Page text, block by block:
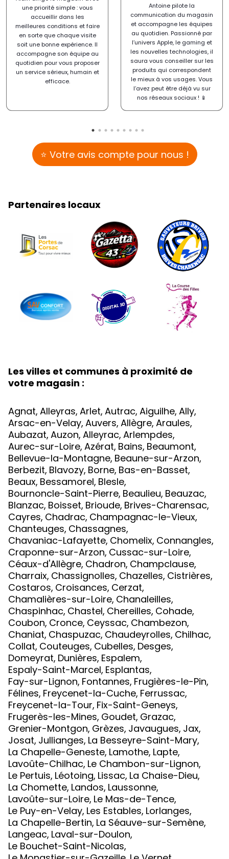
une priorité simple : vous
accueillir dans les
meilleures conditions et faire
en sorte que chaque visite
soit une bonne expérience. Il
accompagne son équipe au
quotidien pour vous proposer
un service sérieux, humain et
efficace.
Antoine pilote la
communication du magasin
et accompagne les équipes
au quotidien. Passionné par
l’univers Apple, le gaming et
les nouvelles technologies, il
saura vous conseiller sur les
produits qui correspondent
le mieux à vos usages. Vous
l’avez peut être déjà vu sur
nos réseaux sociaux ! 📱
⭐ Votre avis compte pour nous !
Partenaires locaux
Les villes et communes à proximité de
votre magasin :
Agnat, Alleyras, Arlet, Autrac, Aiguilhe, Ally,
Arsac-en-Velay, Auvers, Allègre, Araules,
Aubazat, Auzon, Alleyrac, Arlempdes,
Aurec-sur-Loire, Azérat, Bains, Beaumont,
Bellevue-la-Montagne, Beaune-sur-Arzon,
Berbezit, Blavozy, Borne, Bas-en-Basset,
Beaux, Bessamorel, Blesle,
Bournoncle-Saint-Pierre, Beaulieu, Beauzac,
Blanzac, Boisset, Brioude, Brives-Charensac,
Cayres, Chadrac, Champagnac-le-Vieux,
Chanteuges, Chassagnes,
Chavaniac-Lafayette, Chomelix, Connangles,
Craponne-sur-Arzon, Cussac-sur-Loire,
Céaux-d'Allègre, Chadron, Champclause,
Charraix, Chassignolles, Chazelles, Cistrières,
Costaros, Croisances, Cerzat,
Chamalières-sur-Loire, Chanaleilles,
Chaspinhac, Chastel, Chereilles, Cohade,
Coubon, Cronce, Ceyssac, Chambezon,
Chaniat, Chaspuzac, Chaudeyrolles, Chilhac,
Collat, Couteuges, Cubelles, Desges,
Domeyrat, Dunières, Espalem,
Espaly-Saint-Marcel, Esplantas,
Fay-sur-Lignon, Fontannes, Frugières-le-Pin,
Félines, Freycenet-la-Cuche, Ferrussac,
Freycenet-la-Tour, Fix-Saint-Geneys,
Frugerès-les-Mines, Goudet, Grazac,
Grenier-Montgon, Grèzes, Javaugues, Jax,
Josat, Jullianges, La Besseyre-Saint-Mary,
La Chapelle-Geneste, Lamothe, Lapte,
Lavoûte-Chilhac, Le Chambon-sur-Lignon,
Le Pertuis, Léotoing, Lissac, La Chaise-Dieu,
La Chomette, Landos, Laussonne,
Lavoûte-sur-Loire, Le Mas-de-Tence,
Le Puy-en-Velay, Les Estables, Lorlanges,
La Chapelle-Bertin, La Séauve-sur-Semène,
Langeac, Laval-sur-Doulon,
Le Bouchet-Saint-Nicolas,